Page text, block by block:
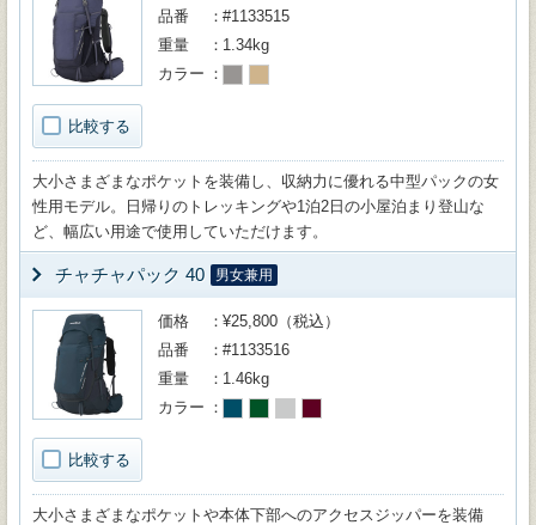
比較する
品番
#1133515
重量
1.34kg
カラー
大小さまざまなポケットを装備し、収納力に優れる中型パックの女
性用モデル。日帰りのトレッキングや1泊2日の小屋泊まり登山な
ど、幅広い用途で使用していただけます。
チャチャパック 40 男女兼用
比較する
価格
¥25,800（税込）
品番
#1133516
重量
1.46kg
カラー
大小さまざまなポケットや本体下部へのアクセスジッパーを装備